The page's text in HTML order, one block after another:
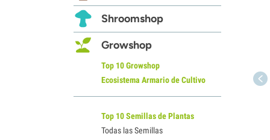
Shroomshop
Growshop
Top 10 Growshop
Ecosistema Armario de Cultivo
Top 10 Semillas de Plantas
Todas las Semillas